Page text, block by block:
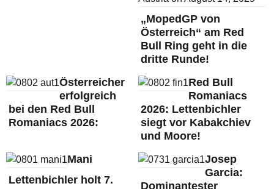
„MopedGP von
Österreich“ am Red
Bull Ring geht in die
dritte Runde!
Österreicher
erfolgreich
bei den Red Bull
Romaniacs 2026:
Red Bull
Romaniacs
2026: Lettenbichler
siegt vor Kabakchiev
und Moore!
Mani
Lettenbichler holt 7.
Josep
Garcia:
Dominantester